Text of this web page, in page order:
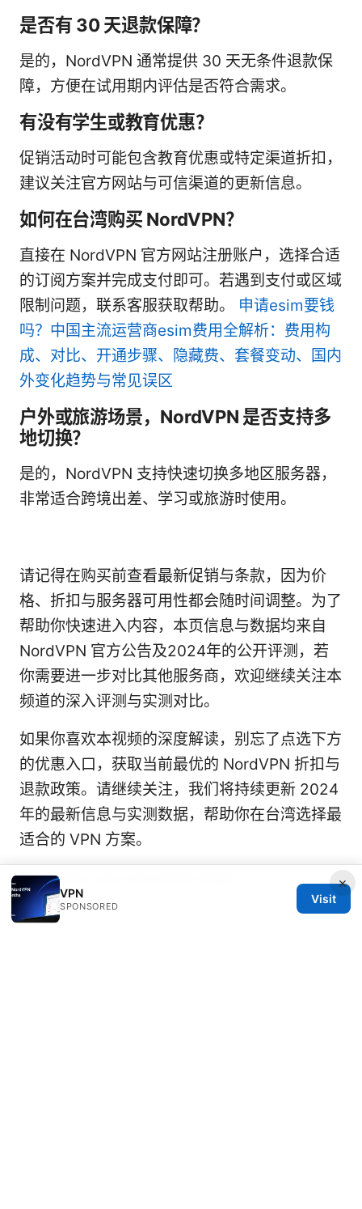
是否有 30 天退款保障？
是的，NordVPN 通常提供 30 天无条件退款保
障，方便在试用期内评估是否符合需求。
有没有学生或教育优惠？
促销活动时可能包含教育优惠或特定渠道折扣，
建议关注官方网站与可信渠道的更新信息。
如何在台湾购买 NordVPN？
直接在 NordVPN 官方网站注册账户，选择合适
的订阅方案并完成支付即可。若遇到支付或区域
限制问题，联系客服获取帮助。 申请esim要钱
吗？中国主流运营商esim费用全解析：费用构
成、对比、开通步骤、隐藏费、套餐变动、国内
外变化趋势与常见误区
户外或旅游场景，NordVPN 是否支持多
地切换？
是的，NordVPN 支持快速切换多地区服务器，
非常适合跨境出差、学习或旅游时使用。
请记得在购买前查看最新促销与条款，因为价
格、折扣与服务器可用性都会随时间调整。为了
帮助你快速进入内容，本页信息与数据均来自
NordVPN 官方公告及2024年的公开评测，若
你需要进一步对比其他服务商，欢迎继续关注本
频道的深入评测与实测对比。
如果你喜欢本视频的深度解读，别忘了点选下方
的优惠入口，获取当前最优的 NordVPN 折扣与
退款政策。请继续关注，我们将持续更新 2024
年的最新信息与实测数据，帮助你在台湾选择最
适合的 VPN 方案。
Extension vpn microsoft edge ×
VPN
SPONSORED
Visit